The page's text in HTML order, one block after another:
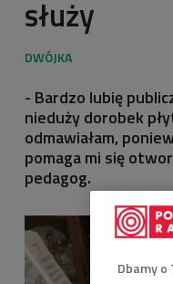
służy
- Bardzo lubię
nieduży dorobek
odmawiałam,
pomaga mi się
pedagog.
Dbamy